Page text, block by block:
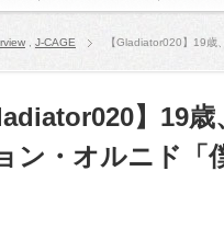
J-CAGE 【Gladiator020】19歳
】19
ン・オルニド「